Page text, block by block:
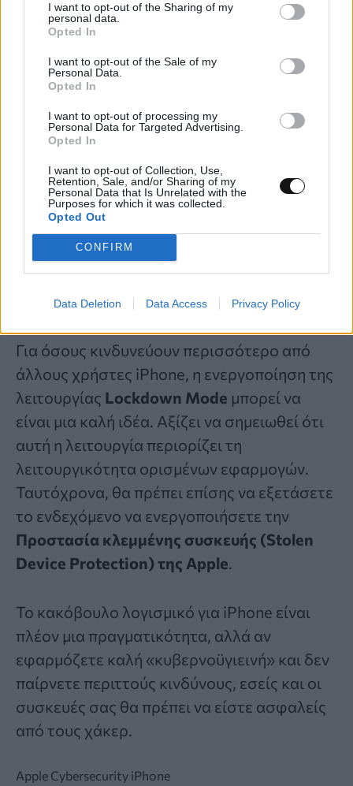
I want to opt-out of the Sharing of my
personal data.
Opted In
I want to opt-out of the Sale of my
Personal Data.
Opted In
I want to opt-out of processing my
Personal Data for Targeted Advertising.
Opted In
I want to opt-out of Collection, Use,
Retention, Sale, and/or Sharing of my
Personal Data that Is Unrelated with the
Purposes for which it was collected.
Opted Out
CONFIRM
Data Deletion Data Access Privacy Policy
κακόβουλου λογισμικού, υπάρχει μια λύση.
Με το Intego Mac Internet Security X9 ή το
Intego Mac Premium Bundle X9 – δύο από
τις καλύτερες λύσεις λογισμικού
προστασίας από ιούς για Mac – μπορείτε
να σαρώσετε ένα iPhone ή iPad για
συνδεδεμένο σε Mac μέσω καλωδίου USB.
Εάν ανησυχείτε πραγματικά για κακόβουλο
λογισμικό στο iPhone σας, αυτή η λειτουργία
και μόνο θα μπορούσε να κάνει την εγγραφή
σε οποιοδήποτε από τα δύο προϊόντα να
αξίζει τον κόπο.
Για όσους κινδυνεύουν περισσότερο από
άλλους χρήστες iPhone, η ενεργοποίηση της
λειτουργίας Lockdown Mode μπορεί να
είναι μια καλή ιδέα. Αξίζει να σημειωθεί ότι
αυτή η λειτουργία περιορίζει τη
λειτουργικότητα ορισμένων εφαρμογών.
Ταυτόχρονα, θα πρέπει επίσης να εξετάσετε
το ενδεχόμενο να ενεργοποιήσετε την
Προστασία κλεμμένης συσκευής (Stolen
Device Protection) της Apple.
Το κακόβουλο λογισμικό για iPhone είναι
πλέον μια πραγματικότητα, αλλά αν
εφαρμόζετε καλή «κυβερνοϋγιεινή» και δεν
παίρνετε περιττούς κινδύνους, εσείς και οι
συσκευές σας θα πρέπει να είστε ασφαλείς
από τους χάκερ.
Apple Cybersecurity iPhone